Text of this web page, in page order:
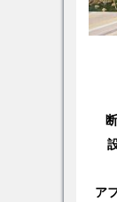
ア